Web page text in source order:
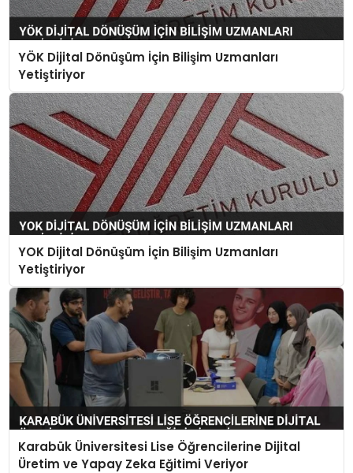
SIYASET
SPOR
TEKNOLOJI
YAŞAM
YÖK Dijital Dönüşüm İçin Bilişim Uzmanları
Yetiştiriyor
YOK Dijital Dönüşüm İçin Bilişim Uzmanları
Yetiştiriyor
Karabük Üniversitesi Lise Öğrencilerine Dijital
Üretim ve Yapay Zeka Eğitimi Veriyor